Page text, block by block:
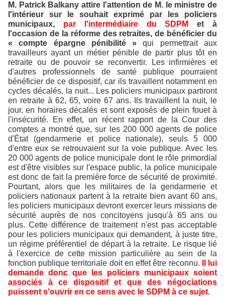
M. Patrick Balkany attire l'attention de M. le ministre de
l'intérieur sur le souhait exprimé par les policiers
municipaux, par l'intermédiaire du SDPM
et à
l'occasion de la réforme des retraites, de bénéficier du
« compte épargne pénibilité » qui permettrait aux
travailleurs ayant un métier pénible de partir plus tôt en
retraite ou de pouvoir se reconvertir. Les infirmières et
d'autres professionnels de santé publique pourraient
bénéficier de ce dispositif, car ils travaillent notamment en
cycles décalés, la nuit... Les policiers municipaux partiront
en retraite à 62, 65, voire 67 ans. Ils travaillent la nuit, le
jour, en horaires décalés et sont exposés de plein fouet à
l'insécurité. En effet, un récent rapport de la Cour des
comptes a montré que, sur les 200 000 agents de police
d'État (gendarmerie et police nationale), seuls 5 000
d'entre eux se retrouvaient sur la voie publique. Avec les
20 000 agents de police municipale dont le rôle primordial
est d'être visibles sur l'espace public, la police municipale
est donc de fait la première force de sécurité de proximité.
Pourtant, alors que les militaires de la gendarmerie et
policiers nationaux partent à la retraite bien avant 60 ans,
les policiers municipaux devront exercer leurs missions de
sécurité auprès de nos concitoyens jusqu'à 65 ans ou
plus. Cette différence de traitement n'est pas acceptable
pour les policiers municipaux qui demandent, à juste titre,
un régime préférentiel de départ à la retraite. Le risque lié
à l'exercice de cette mission particulière au sein de la
fonction publique territoriale doit en effet être reconnu.
Il lui
demande donc que les policiers municipaux soient
associés à ce dispositif et que des négociations
puissent s'ouvrir en ce sens avec le SDPM à ce sujet.